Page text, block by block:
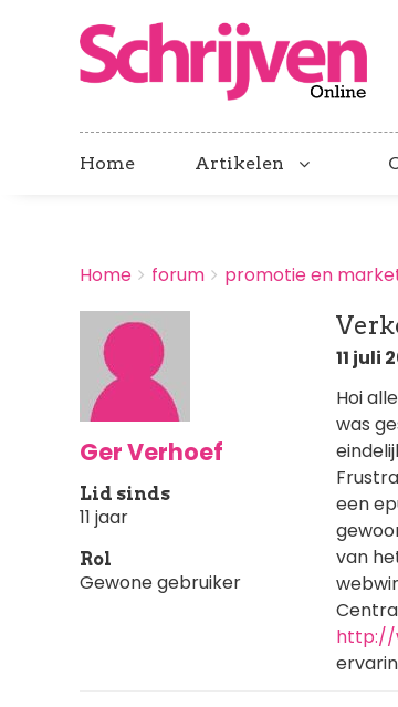
Home Artikelen
BREADCRUMBS
You
here:
Home forum promotie en
Ger Verhoef
Lid sinds
11 jaar
Rol
Gewone gebruiker
11 juli
Hoi
was
een
van
http://